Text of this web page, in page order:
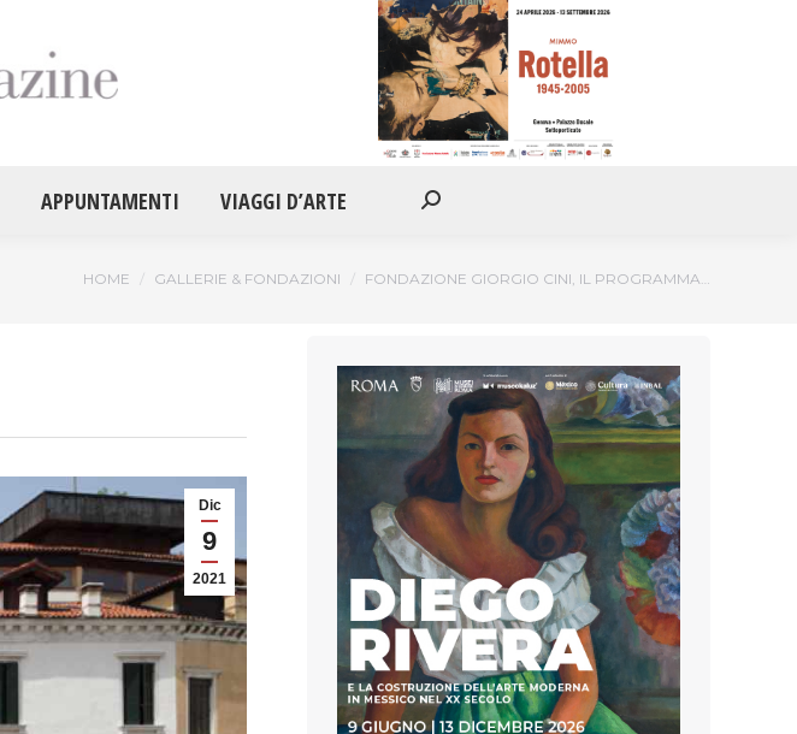
APPUNTAMENTI VIAGGI D’ARTE Cerca:
Tu sei qui:
HOME GALLERIE & FONDAZIONI FONDAZIONE GIORGIO CINI, IL PROGRAMMA…
Dic
9
2021
APPUNTAMENTI VIAGGI D’ARTE